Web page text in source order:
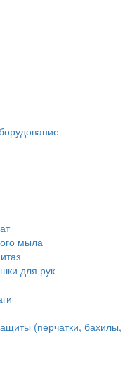
мыла
для рук
(перчатки, бахилы,